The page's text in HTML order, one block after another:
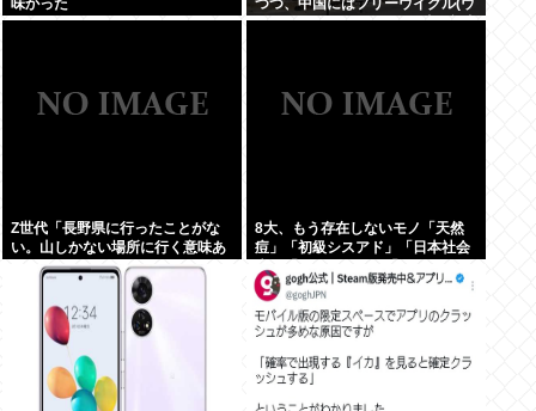
味かった
つつ、中国にはフリーウイグル(ウ
イグルはほぼムスリム)を叫ぶ意味
Z世代「長野県に行ったことがな
い。山しかない場所に行く意味あ
る？」←これ
8大、もう存在しないモノ「天然
痘」「初級シスアド」「日本社会
党」「コンパイル」「AmPm」
「ジャスコ」「共立薬科大学」